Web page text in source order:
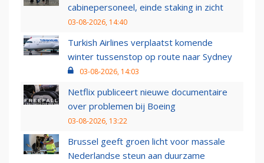
cabinepersoneel, einde staking in zicht
03-08-2026, 14:40
Turkish Airlines verplaatst komende
winter tussenstop op route naar Sydney
03-08-2026, 14:03
Netflix publiceert nieuwe documentaire
over problemen bij Boeing
03-08-2026, 13:22
Brussel geeft groen licht voor massale
Nederlandse steun aan duurzame